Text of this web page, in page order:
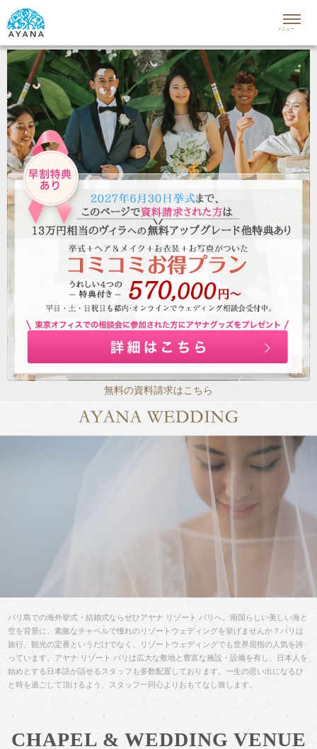
メニュー
CAMPAIGN&PLAN
キャンペーン＆プラン
WEDDING VENUES
挙式会場一覧
OPTIONAL ITEMS
オプショナルアイテム
SCHEDULE&FAQ
スケジュール＆よくある質問
REPORT
挙式レポート
STAFF BLOG
スタッフブログ
無料の資料請求はこちら
バリ島での海外挙式・結婚式ならぜひアヤナ リゾート バリへ。南国らしい美しい海と
空を背景に、素敵なチャペルで憧れのリゾートウェディングを挙げませんか？バリは
旅行、観光の定番というだけでなく、リゾートウェディングでも世界屈指の人気を誇
っています。アヤナ リゾート バリは広大な敷地と豊富な施設・設備を有し、日本人を
始めとする日本語が話せるスタッフも多数配置しております。一生の思い出になるひ
と時を過ごして頂けるよう、スタッフ一同心よりおもてなし致します。
CHAPEL & WEDDING VENUE